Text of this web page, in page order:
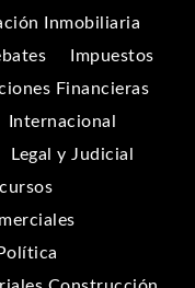
Inmobiliaria
Impuestos
Financieras
Internacional
Legal y Judicial